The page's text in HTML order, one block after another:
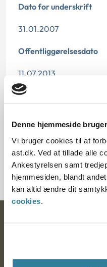
Denne hjemmeside
Vi bruger cookies til at
ast.dk. Ved at tillade alle
Ankestyrelsen samt
hjemmesiden, blandt
kan altid ændre dit
cookies.
Dato for underskrift
31.01.2007
Offentliggørelsesdato
11.07.2013
Paragraf
Journalnummer
7000359-06
Ankestyrelsen